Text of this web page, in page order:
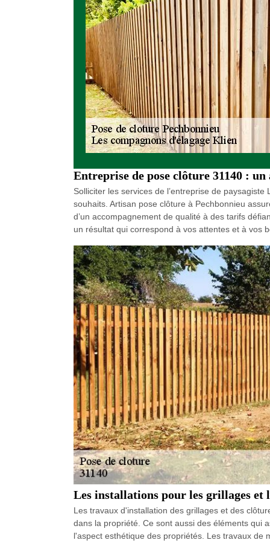
Entreprise de pose clôture 31140 :
Solliciter les services de l’entreprise de
souhaits. Artisan pose clôture à Pechbonnieu
d’un accompagnement de qualité à des tarifs
un résultat qui correspond à vos attentes et à vos
Les installations pour les grillages et
Les travaux d'installation des grillages et des
dans la propriété. Ce sont aussi des éléments qui
l'aspect esthétique des propriétés. Les travaux de